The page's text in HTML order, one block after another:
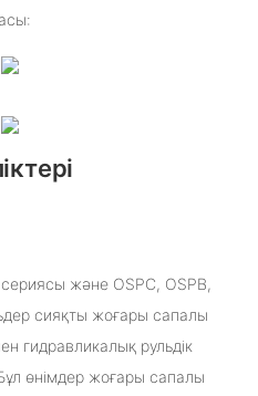
және OSPC, OSPB,
сияқты жоғары сапалы
гидравликалық рульдік
өнімдер жоғары сапалы